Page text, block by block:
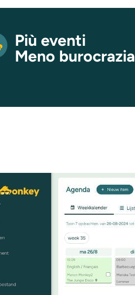
Più eventi
Meno burocrazia